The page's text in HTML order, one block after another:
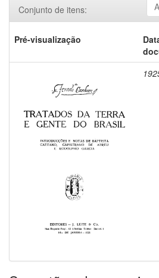
Conjunto de itens:
Pré-visualização